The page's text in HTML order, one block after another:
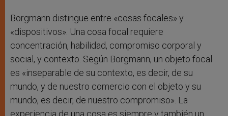
Borgmann distingue entre «cosas focales» y
«dispositivos». Una cosa focal requiere
concentración, habilidad, compromiso corporal y
social, y contexto. Según Borgmann, un objeto focal
es «inseparable de su contexto, es decir, de su
mundo, y de nuestro comercio con el objeto y su
mundo, es decir, de nuestro compromiso». La
experiencia de una cosa es siempre y también un